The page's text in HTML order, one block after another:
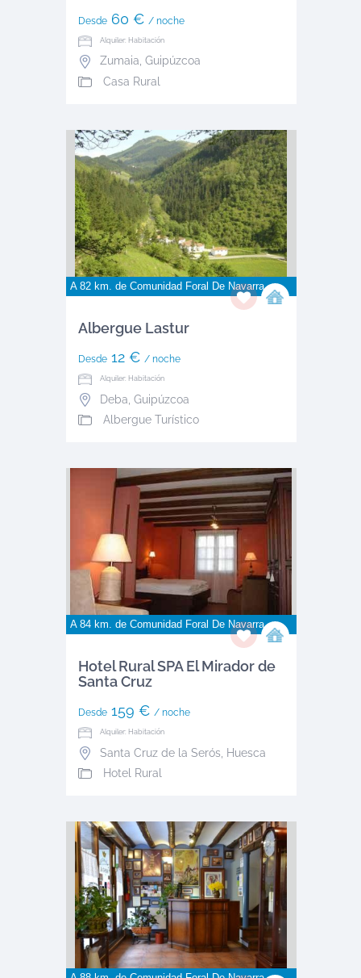
Desde60 € / noche
Alquiler: Habitación
Zumaia, Guipúzcoa
Casa Rural
A 82 km. de Comunidad Foral De Navarra
Albergue Lastur
Desde12 € / noche
Alquiler: Habitación
Deba Guipúzcoa
Albergue Turístico
A 84 km. de Comunidad Foral De Navarra
Hotel Rural SPA El Mirador de
Santa Cruz
Desde159 € / noche
Alquiler: Habitación
Santa Cruz de la Serós, Huesca
Hotel Rural